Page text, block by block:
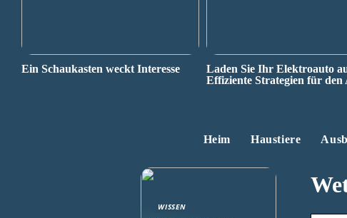
Ein Schaukasten weckt Interesse
Laden Sie Ihr Elektroauto
Effiziente Strategien für den
Heim Haustiere
WISSEN